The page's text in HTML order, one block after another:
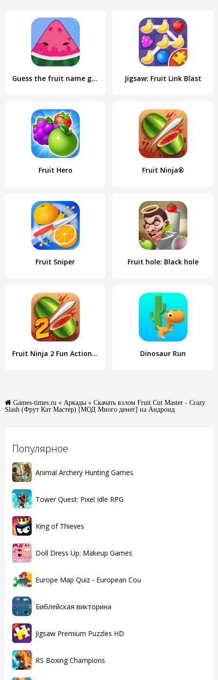
Популярное
Animal Archery Hunting Games
Tower Quest: Pixel Idle RPG
King of Thieves
Doll Dress Up: Makeup Games
Europe Map Quiz - European Cou
Библейская викторина
Jigsaw Premium Puzzles HD
RS Boxing Champions
Guess the fruit name game Jigsaw: Fruit Link Blast
Fruit Hero Fruit Ninja®
Fruit Sniper Fruit hole: Black hole
Fruit Ninja 2 Fun Action Games Dinosaur Run
Games-times.ru » Аркады » Скачать взлом Fruit Cut Master - Crazy
Slash (Фрут Кат Мастер) [МОД Много денег] на Андроид